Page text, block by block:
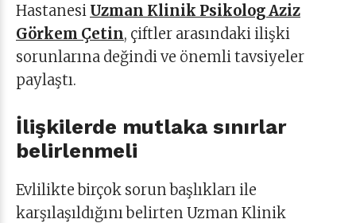
Hastanesi Uzman Klinik Psikolog Aziz
Görkem Çetin, çiftler arasındaki ilişki
sorunlarına değindi ve önemli tavsiyeler
paylaştı.
İlişkilerde mutlaka sınırlar
belirlenmeli
Evlilikte birçok sorun başlıkları ile
karşılaşıldığını belirten Uzman Klinik